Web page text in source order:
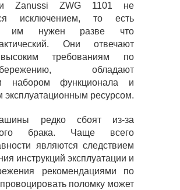
Zanussi ZWG 1101 не
исключением, то есть
им нужен разве что
Они отвечают
требованиям по
обладают
набором функционала и
эксплуатационным ресурсом.
редко сбоят из-за
брака. Чаще всего
являются следствием
инструкций эксплуатации и
рекомендациями по
поломку может